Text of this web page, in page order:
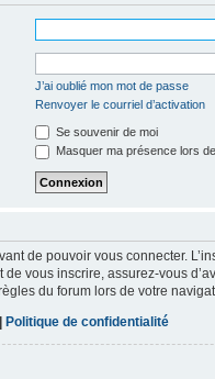
J’ai oublié mon mot de passe
Renvoyer le courriel d’activation
Se souvenir de moi
Masquer ma présence lors
de pouvoir vous connecter.
de vous inscrire, assurez-vous
du forum lors de votre
Politique de confidentialité